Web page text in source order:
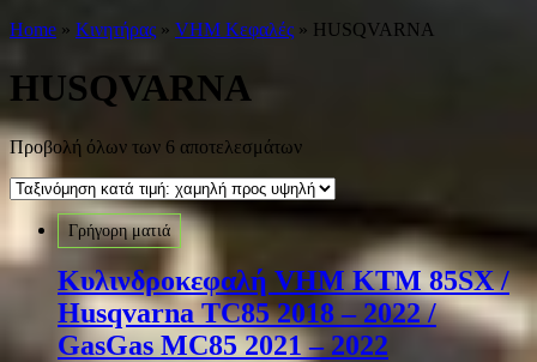
Home » Κινητήρας » VHM Κεφαλές » HUSQVARNA
HUSQVARNA
Προβολή όλων των 6 αποτελεσμάτων
Γρήγορη ματιά
Κυλινδροκεφαλή VHM KTM 85SX /
Husqvarna TC85 2018 – 2022 /
GasGas MC85 2021 – 2022